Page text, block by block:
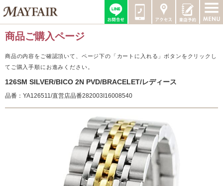
商品ご購入ページ
商品の内容をご確認頂いて、ページ下の「カートに入れる」ボタンをクリックし
てご購入手順にお進みください。
126SM SILVER/BICO 2N PVD/BRACELET/レディース
品番：YA126511/直営店品番282003I16008540